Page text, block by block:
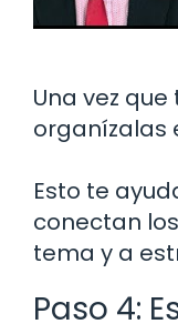
Una vez
organízalas
Esto te
conectan
tema y a
Paso 4: